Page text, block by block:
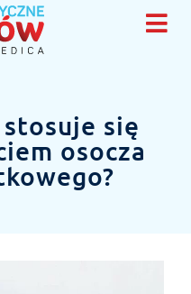
się
osocza